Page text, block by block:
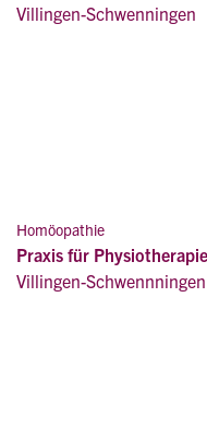
Villingen-Schwenningen
Homöopathie
Praxis für Physiotherapie
Villingen-Schwennningen